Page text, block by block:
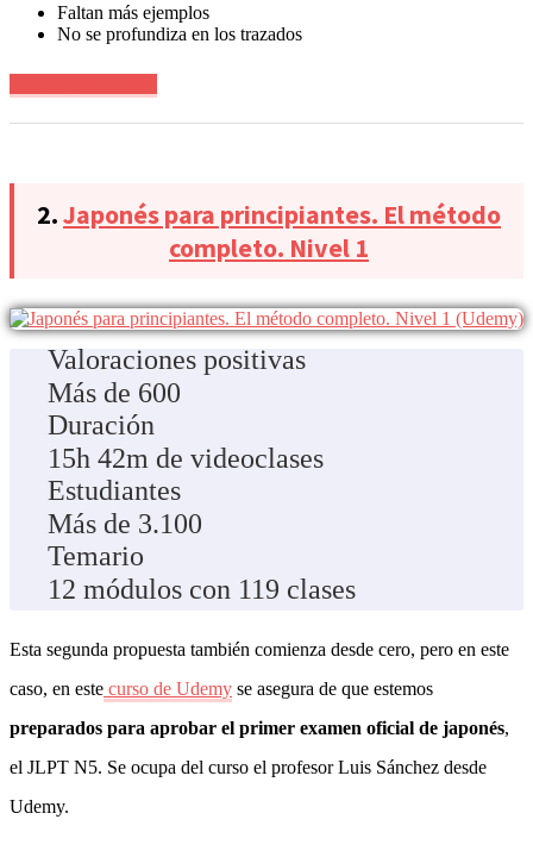
Faltan más ejemplos
No se profundiza en los trazados
2.Japonés para principiantes. El método
completo. Nivel 1
Valoraciones positivas
Más de 600
Duración
15h 42m de videoclases
Estudiantes
Más de 3.100
Temario
12 módulos con 119 clases
Esta segunda propuesta también comienza desde cero, pero en este
caso, en este curso de Udemy se asegura de que estemos
preparados para aprobar el primer examen oficial de japonés,
el JLPT N5. Se ocupa del curso el profesor Luis Sánchez desde
Udemy.